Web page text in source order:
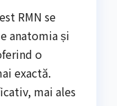
RMN se
anatomia și
o
exactă.
mai ales